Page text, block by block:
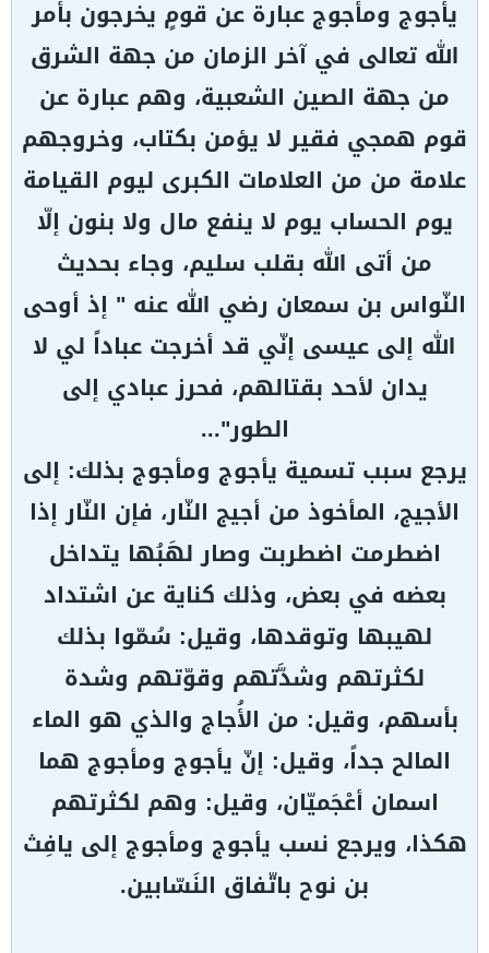
يأجوج ومأجوج عبارة عن قومٍ يخرجون بأمر
الله تعالى في آخر الزمان من جهة الشرق
من جهة الصين الشعبية، وهم عبارة عن
قوم همجي فقير لا يؤمن بكتاب، وخروجهم
علامة من من العلامات الكبرى ليوم القيامة
يوم الحساب يوم لا ينفع مال ولا بنون إلّا
من أتى الله بقلب سليم، وجاء بحديث
النّواس بن سمعان رضي الله عنه " إذ أوحى
الله إلى عيسى إنّي قد أخرجت عباداً لي لا
يدان لأحد بقتالهم، فحرز عبادي إلى
الطور"...
يرجع سبب تسمية يأجوج ومأجوج بذلك: إلى
الأجيج، المأخوذ من أجيج النّار، فإن النّار إذا
اضطرمت اضطربت وصار لهَبُها يتداخل
بعضه في بعض، وذلك كناية عن اشتداد
لهيبها وتوقدها، وقيل: سُمّوا بذلك
لكثرتهم وشدَّتهم وقوّتهم وشدة
بأسهم، وقيل: من الأُجاج والذي هو الماء
المالح جداً، وقيل: إنّ يأجوج ومأجوج هما
اسمان أعْجَميّان، وقيل: وهم لكثرتهم
هكذا، ويرجع نسب يأجوج ومأجوج إلى يافِث
بن نوح باتّفاق النَسّابين.